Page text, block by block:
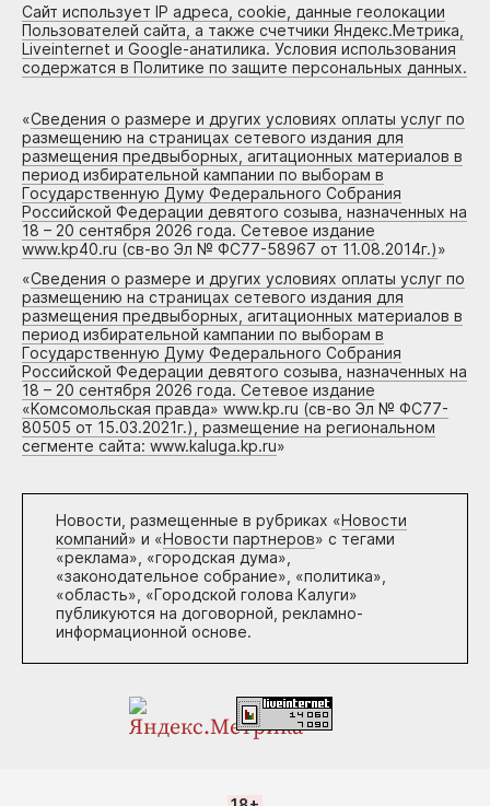
Сайт использует IP адреса, cookie, данные геолокации
Пользователей сайта, а также счетчики Яндекс.Метрика,
Liveinternet и Google-анатилика. Условия использования
содержатся в Политике по защите персональных данных.
«Сведения о размере и других условиях оплаты услуг по
размещению на страницах сетевого издания для
размещения предвыборных, агитационных материалов в
период избирательной кампании по выборам в
Государственную Думу Федерального Собрания
Российской Федерации девятого созыва, назначенных на
18 – 20 сентября 2026 года. Сетевое издание
www.kp40.ru (св-во Эл № ФС77-58967 от 11.08.2014г.)»
«Сведения о размере и других условиях оплаты услуг по
размещению на страницах сетевого издания для
размещения предвыборных, агитационных материалов в
период избирательной кампании по выборам в
Государственную Думу Федерального Собрания
Российской Федерации девятого созыва, назначенных на
18 – 20 сентября 2026 года. Сетевое издание
«Комсомольская правда» www.kp.ru (св-во Эл № ФС77-
80505 от 15.03.2021г.), размещение на региональном
сегменте сайта: www.kaluga.kp.ru»
Новости, размещенные в рубриках «Новости
компаний» и «Новости партнеров» с тегами
«реклама», «городская дума»,
«законодательное собрание», «политика»,
«область», «Городской голова Калуги»
публикуются на договорной, рекламно-
информационной основе.